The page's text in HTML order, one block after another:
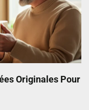
Originales Pour